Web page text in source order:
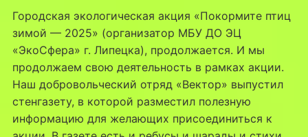
Городская экологическая акция «Покормите птиц
зимой — 2025» (организатор МБУ ДО ЭЦ
«ЭкоСфера» г. Липецка), продолжается. И мы
продолжаем свою деятельность в рамках акции.
Наш добровольческий отряд «Вектор» выпустил
стенгазету, в которой разместил полезную
информацию для желающих присоединиться к